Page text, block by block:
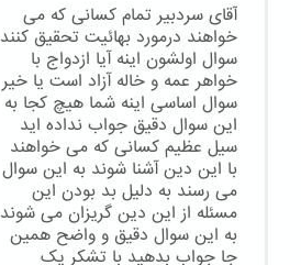
آقای سردبیر تمام کسانی که می
خواهند درمورد بهائیت تحقیق کنند
سوال اولشون اینه آیا ازدواج با
خواهر عمه و خاله آزاد است یا خیر
سوال اساسی اینه شما هیچ کجا به
این سوال دقیق جواب نداده اید
سیل عظیم کسانی که می خواهند
با این دین آشنا شوند به این سوال
می رسند به دلیل بد بودن این
مسئله از این دین گریزان می شوند
به این سوال دقیق و واضح همین
جا جواب بدهید با تشکر یک